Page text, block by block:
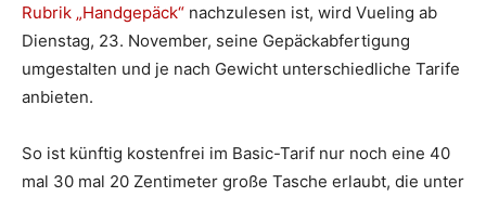
Rubrik „Handgepäck“ nachzulesen ist, wird Vueling ab
Dienstag, 23. November, seine Gepäckabfertigung
umgestalten und je nach Gewicht unterschiedliche Tarife
anbieten.
So ist künftig kostenfrei im Basic-Tarif nur noch eine 40
mal 30 mal 20 Zentimeter große Tasche erlaubt, die unter